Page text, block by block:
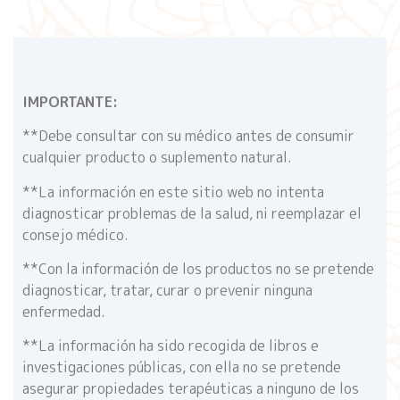
IMPORTANTE:
**Debe consultar con su médico antes de consumir
cualquier producto o suplemento natural.
**La información en este sitio web no intenta
diagnosticar problemas de la salud, ni reemplazar el
consejo médico.
**Con la información de los productos no se pretende
diagnosticar, tratar, curar o prevenir ninguna
enfermedad.
**La información ha sido recogida de libros e
investigaciones públicas, con ella no se pretende
asegurar propiedades terapéuticas a ninguno de los